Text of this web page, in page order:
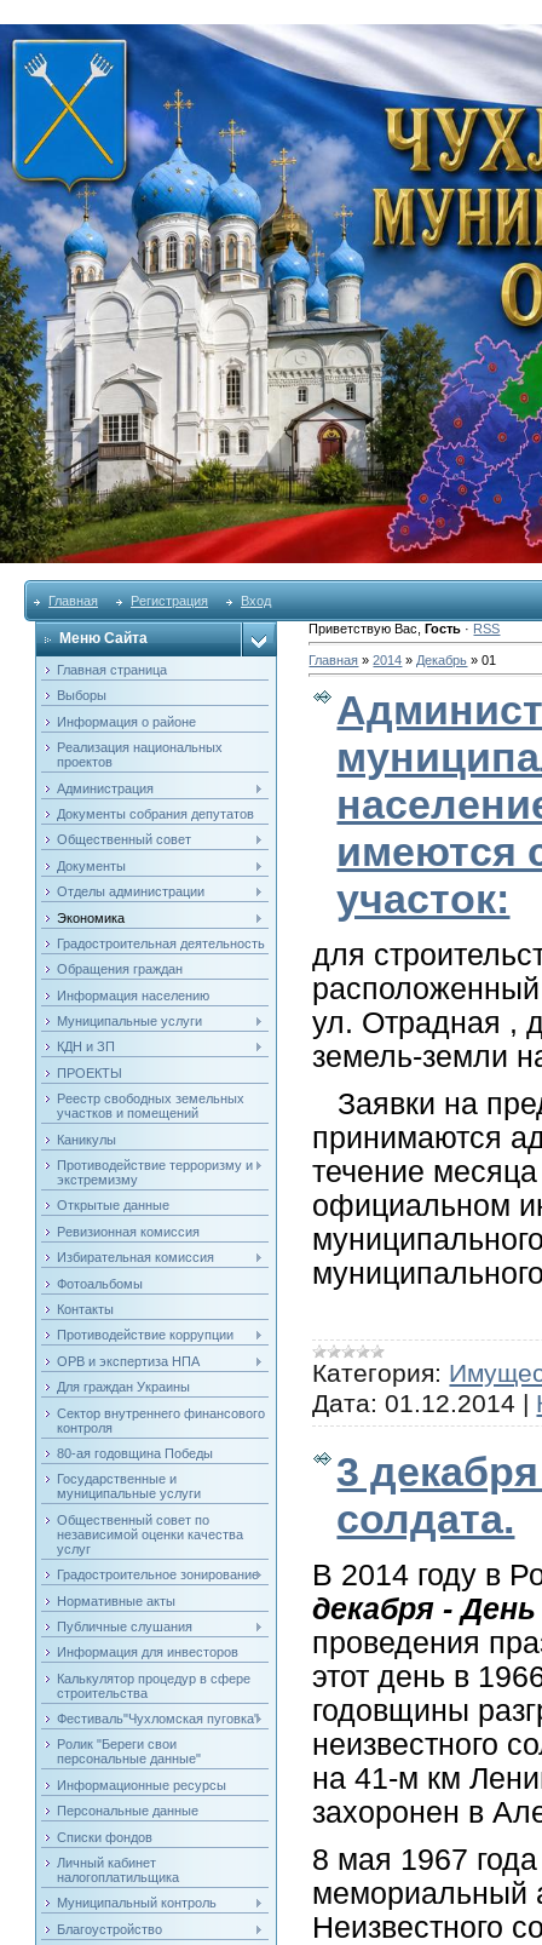
Главная Регистрация Вход
Меню Сайта
Главная страница
Выборы
Информация о районе
Реализация национальных
проектов
Администрация
Документы собрания депутатов
Общественный совет
Документы
Отделы администрации
Экономика
Градостроительная деятельность
Обращения граждан
Информация населению
Муниципальные услуги
КДН и ЗП
ПРОЕКТЫ
Реестр свободных земельных
участков и помещений
Каникулы
Противодействие терроризму и
экстремизму
Открытые данные
Ревизионная комиссия
Избирательная комиссия
Фотоальбомы
Контакты
Противодействие коррупции
ОРВ и экспертиза НПА
Для граждан Украины
Сектор внутреннего финансового
контроля
80-ая годовщина Победы
Государственные и
муниципальные услуги
Общественный совет по
независимой оценки качества
услуг
Градостроительное зонирование
Нормативные акты
Публичные слушания
Информация для инвесторов
Калькулятор процедур в сфере
строительства
Фестиваль"Чухломская пуговка"
Ролик "Береги свои
персональные данные"
Информационные ресурсы
Персональные данные
Списки фондов
Личный кабинет
налогоплатильщика
Муниципальный контроль
Благоустройство
Приветствую Вас ,Гость · RSS
Главная »2014 » Декабрь » 01
имеются
участок:
для
ул. Отрадная ,
земель-земли
Заявки на
принимаются
течение
официальном
Категория:
Дата: 01.12.2014 |
3
солдата.
В 2014 году в
декабря -
проведения
этот день в
годовщины
неизвестного
на 41-м км
захоронен в
8 мая 1967
мемориальный
Неизвестного